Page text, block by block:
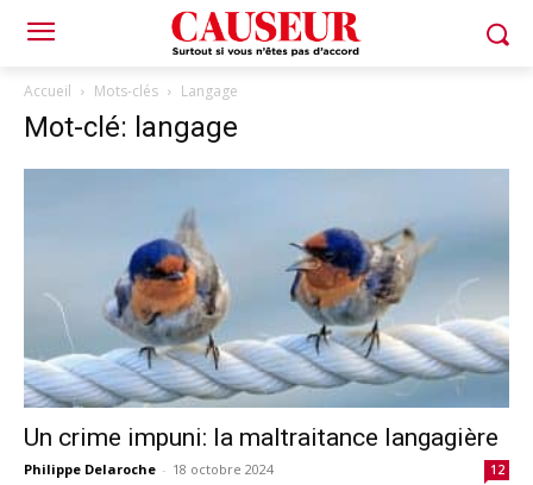
Accueil Mots-clés Langage
Mot-clé: langage
Un crime impuni: la maltraitance langagière
Philippe Delaroche - 18 octobre 2024 12